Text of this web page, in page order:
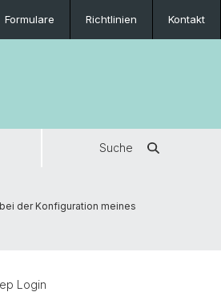
Formulare Richtlinien Kontakt
Suche
der Konfiguration meines
Login